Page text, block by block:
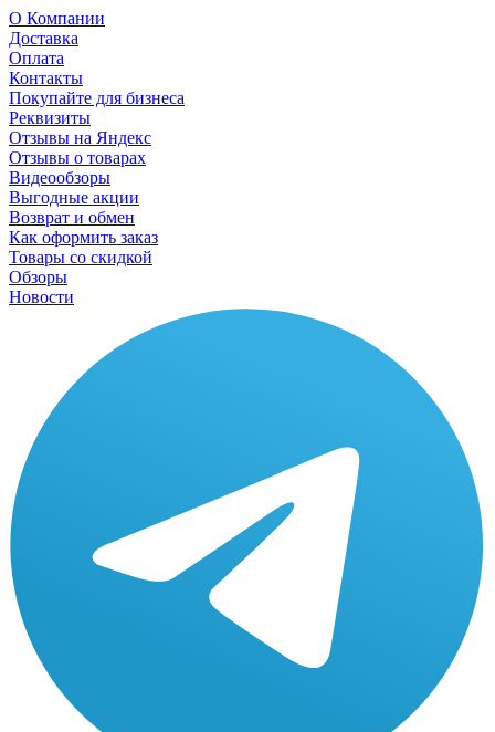
О Компании
Доставка
Оплата
Контакты
Покупайте для бизнеса
Реквизиты
Отзывы на Яндекс
Отзывы о товарах
Видеообзоры
Выгодные акции
Возврат и обмен
Как оформить заказ
Товары со скидкой
Обзоры
Новости